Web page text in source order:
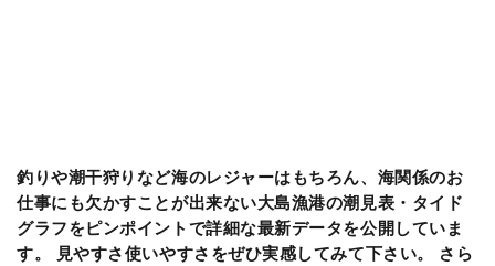
釣りや潮干狩りなど海のレジャーはもちろん、海関係のお
仕事にも欠かすことが出来ない大島漁港の潮見表・タイド
グラフをピンポイントで詳細な最新データを公開していま
す。 見やすさ使いやすさをぜひ実感してみて下さい。 さら